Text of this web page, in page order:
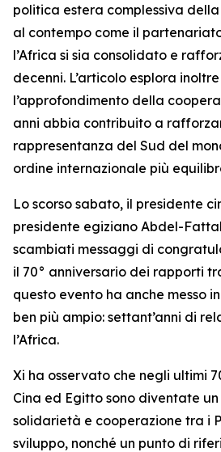
politica estera complessiva
al contempo come il
l’Africa si sia consolidato e
decenni. L’articolo esplora
l’approfondimento della
anni abbia contribuito a
rappresentanza del Sud del
ordine internazionale più
Lo scorso sabato, il presidente
presidente egiziano Abdel-
scambiati messaggi di
il 70° anniversario dei rapporti
questo evento ha anche messo
ben più ampio: settant’anni di
l’Africa.
Xi ha osservato che negli ultimi
Cina ed Egitto sono diventate
solidarietà e cooperazione tra i
sviluppo, nonché un punto di